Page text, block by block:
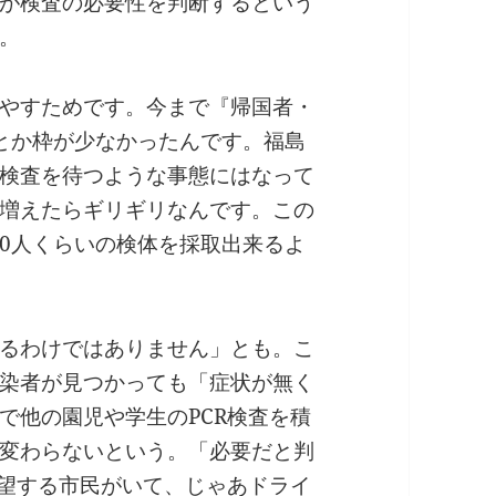
すためです。今まで『帰国者・
枠が少なかったんです。福島
査を待つような事態にはなって
えたらギリギリなんです。この
くらいの検体を採取出来るよ
わけではありません」とも。こ
者が見つかっても「症状が無く
他の園児や学生のPCR検査を積
わらないという。「必要だと判
する市民がいて、じゃあドライ